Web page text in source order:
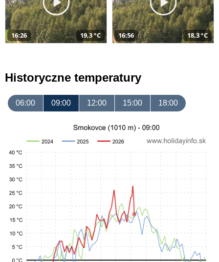
16:26 19,3 °C 16:56 18,3 °C
Historyczne temperatury
06:00 09:00 12:00 15:00 18:00